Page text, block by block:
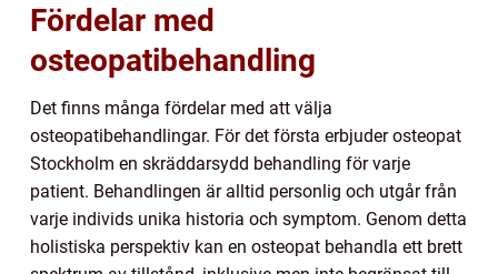
Fördelar med
osteopatibehandling
Det finns många fördelar med att välja
osteopatibehandlingar. För det första erbjuder osteopat
Stockholm en skräddarsydd behandling för varje
patient. Behandlingen är alltid personlig och utgår från
varje individs unika historia och symptom. Genom detta
holistiska perspektiv kan en osteopat behandla ett brett